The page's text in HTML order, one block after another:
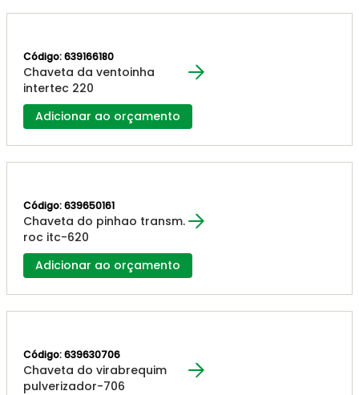
Código: 639166180
Chaveta da ventoinha
intertec 220
Adicionar ao orçamento
Código: 639650161
Chaveta do pinhao transm.
roc itc-620
Adicionar ao orçamento
Código: 639630706
Chaveta do virabrequim
pulverizador-706